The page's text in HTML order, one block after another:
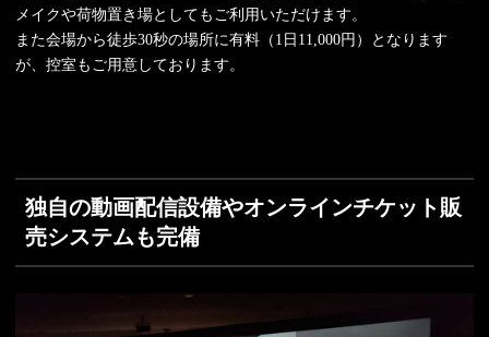
メイクや荷物置き場としてもご利用いただけます。
また会場から徒歩30秒の場所に有料（1日11,000円）となります
が、控室もご用意しております。
独自の動画配信設備やオンラインチケット販
売システムも完備